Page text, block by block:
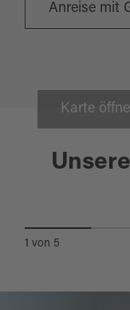
Anreise mit
Karte
1 von 5